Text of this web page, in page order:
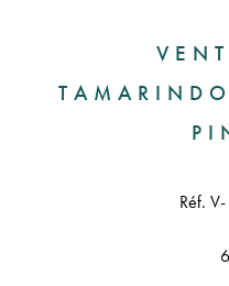
Réf.